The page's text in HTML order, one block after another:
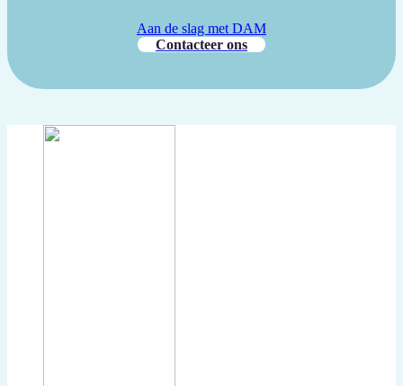
Aan de slag met DAM
Contacteer ons